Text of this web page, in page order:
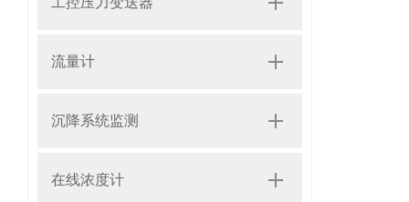
流量计
沉降系统监测
在线浓度计